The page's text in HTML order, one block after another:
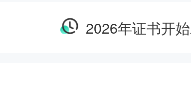
2026年证书开始